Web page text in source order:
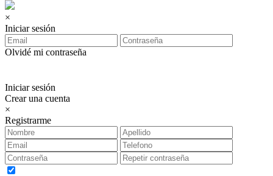
×
Iniciar sesión
Olvidé mi contraseña
Iniciar sesión
Crear una cuenta
×
Registrarme